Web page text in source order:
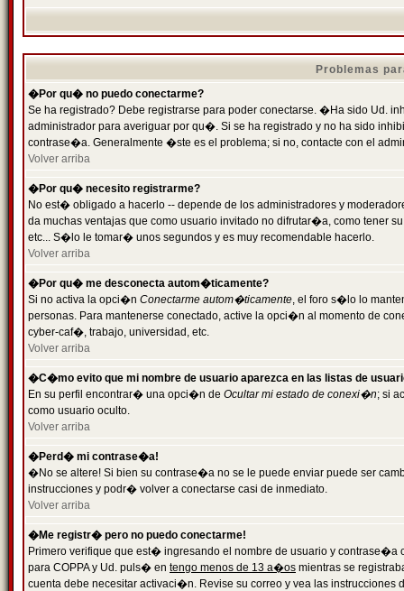
Problemas
�Por qu� no puedo conectarme?
Se ha registrado? Debe registrarse para poder conectarse. �Ha sido Ud.
administrador para averiguar por qu�. Si se ha registrado y no ha sido
contrase�a. Generalmente �ste es el problema; si no, contacte con el
Volver arriba
�Por qu� necesito registrarme?
No est� obligado a hacerlo -- depende de los administradores y
da muchas ventajas que como usuario invitado no difrutar�a, como tener
etc... S�lo le tomar� unos segundos y es muy recomendable hacerlo.
Volver arriba
�Por qu� me desconecta autom�ticamente?
Si no activa la opci�n Conectarme autom�ticamente, el foro s�lo lo
personas. Para mantenerse conectado, active la opci�n al momento de
cyber-caf�, trabajo, universidad, etc.
Volver arriba
�C�mo evito que mi nombre de usuario aparezca en las listas de
En su perfil encontrar� una opci�n de Ocultar mi estado de conexi�n; si
como usuario oculto.
Volver arriba
�Perd� mi contrase�a!
�No se altere! Si bien su contrase�a no se le puede enviar puede ser
instrucciones y podr� volver a conectarse casi de inmediato.
Volver arriba
�Me registr� pero no puedo conectarme!
Primero verifique que est� ingresando el nombre de usuario y
para COPPA y Ud. puls� en tengo menos de 13 a�os mientras se
cuenta debe necesitar activaci�n. Revise su correo y vea las